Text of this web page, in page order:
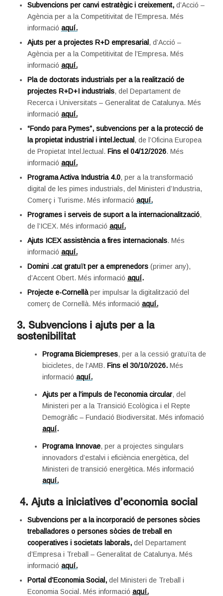
Subvencions per canvi estratègic i creixement, d’Acció –
Agència per a la Competitivitat de l’Empresa. Més
informació aquí.
Ajuts per a projectes R+D empresarial, d’Acció –
Agència per a la Competitivitat de l’Empresa. Més
informació aquí.
Pla de doctorats industrials per a la realització de
projectes R+D+I industrials, del Departament de
Recerca i Universitats – Generalitat de Catalunya. Més
informació aquí.
“Fondo para Pymes”, subvencions per a la protecció de
la propietat industrial i intel.lectual, de l’Oficina Europea
de Propietat Intel.lectual. Fins el 04/12/2026. Més
informació aquí.
Programa Activa Industria 4.0, per a la transformació
digital de les pimes industrials, del Ministeri d’Industria,
Comerç i Turisme. Més informació aquí.
Programes i serveis de suport a la internacionalització,
de l’ICEX. Més informació aquí.
Ajuts ICEX assistència a fires internacionals. Més
informació aquí.
Domini .cat gratuït per a emprenedors(primer any),
d’Accent Obert. Més informació aquí.
Projecte e-Cornellàper impulsar la digitalització del
comerç de Cornellà. Més informació aquí.
3. Subvencions i ajuts per a la
sostenibilitat
Programa Biciempreses, per a la cessió gratuïta de
bicicletes, de l’AMB. Fins el 30/10/2026.Més
informació aquí.
Ajuts per a l’impuls de l’economia circular, del
Ministeri per a la Transició Ecològica i el Repte
Demogràfic – Fundació Biodiversitat. Més infomació
aquí.
Programa Innovae, per a projectes singulars
innovadors d’estalvi i eficiència energètica, del
Ministeri de transició energètica. Més informació
aquí.
4. Ajuts a iniciatives d’economia social
Subvencions per a la incorporació de persones sòcies
treballadores o persones sòcies de treball en
cooperatives i societats laborals, del Departament
d’Empresa i Treball – Generalitat de Catalunya. Més
informació aquí.
Portal d’Economia Social,del Ministeri de Treball i
Economia Social. Més informació aquí.